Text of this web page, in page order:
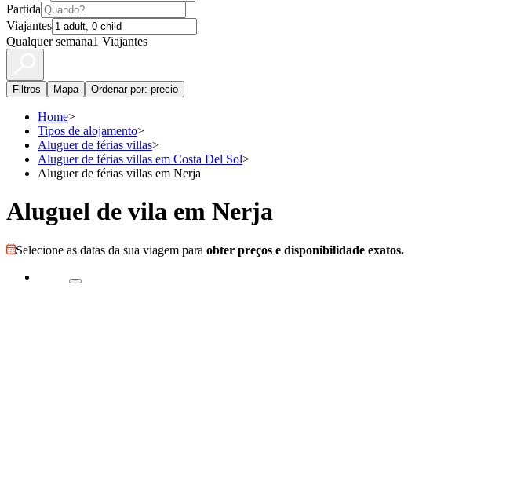
Partida
Viajantes
Qualquer semana1 Viajantes
Filtros Mapa Ordenar por: precio
Home>
Tipos de alojamento>
Aluguer de férias villas>
Aluguer de férias villas em Costa Del Sol>
Aluguer de férias villas em Nerja
Aluguel de vila em Nerja
Selecione as datas da sua viagem para obter preços e disponibilidade exatos.